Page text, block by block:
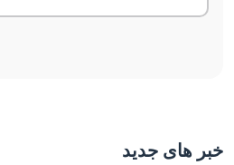
خبر های جدید